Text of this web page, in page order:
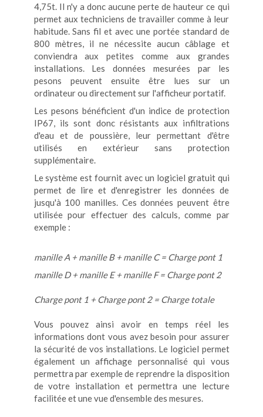
4,75t. Il n'y a donc aucune perte de hauteur ce qui
permet aux techniciens de travailler comme à leur
habitude. Sans fil et avec une portée standard de
800 mètres, il ne nécessite aucun câblage et
conviendra aux petites comme aux grandes
installations. Les données mesurées par les
pesons peuvent ensuite être lues sur un
ordinateur ou directement sur l'afficheur portatif.
Les pesons bénéficient d'un indice de protection
IP67, ils sont donc résistants aux infiltrations
d'eau et de poussière, leur permettant d'être
utilisés en extérieur sans protection
supplémentaire.
Le système est fournit avec un logiciel gratuit qui
permet de lire et d'enregistrer les données de
jusqu'à 100 manilles. Ces données peuvent être
utilisée pour effectuer des calculs, comme par
exemple :
manille A + manille B + manille C = Charge pont 1
manille D + manille E + manille F = Charge pont 2
Charge pont 1 + Charge pont 2 = Charge totale
Vous pouvez ainsi avoir en temps réel les
informations dont vous avez besoin pour assurer
la sécurité de vos installations. Le logiciel permet
également un affichage personnalisé qui vous
permettra par exemple de reprendre la disposition
de votre installation et permettra une lecture
facilitée et une vue d'ensemble des mesures.